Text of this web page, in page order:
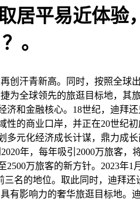
居平易近体验
。
汗青新高。同时，按照全球出
为全球领先的旅逛目标地，其
和金融核心。18世纪，迪拜
的商业口岸，并正在20世纪
元化经济成长计谋，鼎力成
年，每年吸引2000万旅客，
万旅客的新方针。2023年1
名的地位。取此同时，迪拜
有影响力的奢华旅逛目标地。